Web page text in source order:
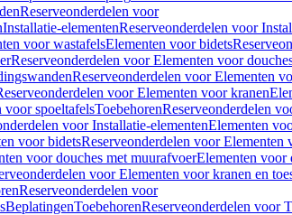
Reserveonderdelen voor
Installatie-elementenReserveonderdelen voor
voor wastafelsElementen voor bidets
Reserveonderdelen voor Elementen voor
Reserveonderdelen voor Elementen
voor Elementen voor kranen
voor spoeltafelsToebehorenReserveonderdelen
voor Installatie-elementenElementen
voor bidetsReserveonderdelen voor Elementen
voor douches met muurafvoerElementen voor
voor Elementen voor kranen en
Reserveonderdelen voor
BeplatingenToebehorenReserveonderdelen voor